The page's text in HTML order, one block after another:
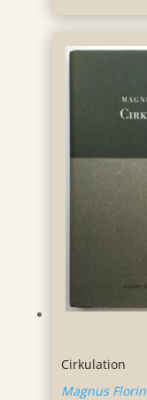
Cirkulation
Magnus Florin